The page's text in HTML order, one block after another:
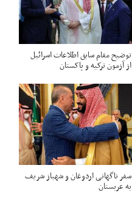
توضیح مقام سابق اطلاعات اسرائیل
از آزمون ترکیه و پاکستان
سفر ناگهانی اردوغان و شهباز شریف
به عربستان